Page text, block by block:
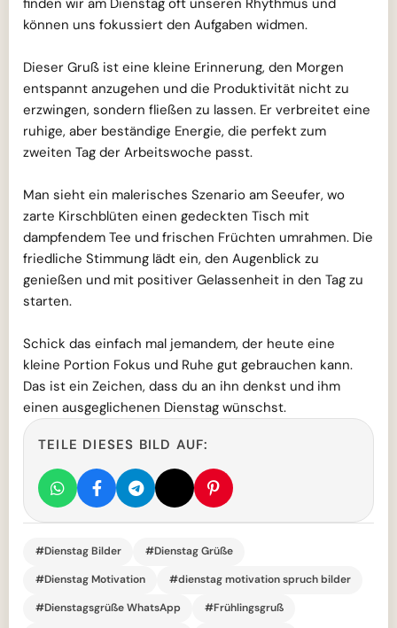
können uns fokussiert den Aufgaben widmen.
Dieser Gruß ist eine kleine Erinnerung, den Morgen
entspannt anzugehen und die Produktivität nicht zu
erzwingen, sondern fließen zu lassen. Er verbreitet eine
ruhige, aber beständige Energie, die perfekt zum
zweiten Tag der Arbeitswoche passt.
Man sieht ein malerisches Szenario am Seeufer, wo
zarte Kirschblüten einen gedeckten Tisch mit
dampfendem Tee und frischen Früchten umrahmen. Die
friedliche Stimmung lädt ein, den Augenblick zu
genießen und mit positiver Gelassenheit in den Tag zu
starten.
Schick das einfach mal jemandem, der heute eine
kleine Portion Fokus und Ruhe gut gebrauchen kann.
Das ist ein Zeichen, dass du an ihn denkst und ihm
einen ausgeglichenen Dienstag wünschst.
TEILE DIESES BILD AUF:
#Dienstag Bilder
#Dienstag Grüße
#Dienstag Motivation
#dienstag motivation spruch bilder
#Dienstagsgrüße WhatsApp
#Frühlingsgruß